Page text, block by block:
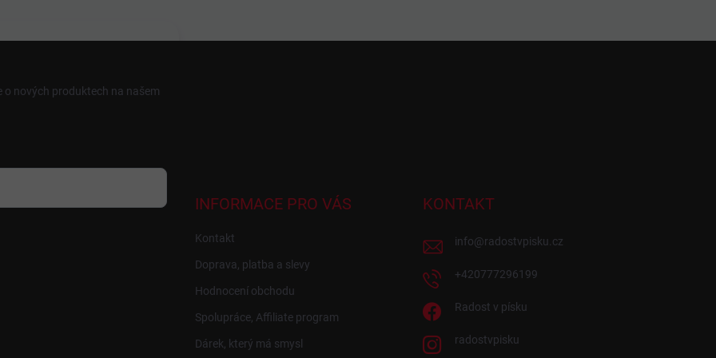
o nových produktech na našem
INFORMACE PRO VÁS
Kontakt
Doprava, platba a slevy
Hodnocení obchodu
Spolupráce, Affiliate program
Dárek, který má smysl
KONTAKT
info@radostvpisku.cz
+420777296199
Radost v písku
radostvpisku